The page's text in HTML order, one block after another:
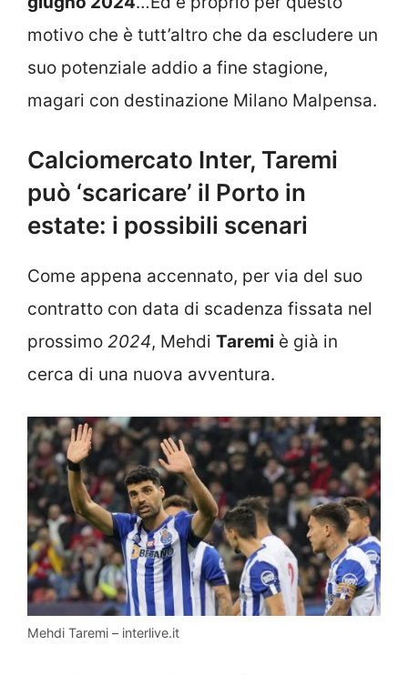
motivo che è tutt’altro che da escludere un
suo potenziale addio a fine stagione,
magari con destinazione Milano Malpensa.
Calciomercato Inter, Taremi
può ‘scaricare’ il Porto in
estate: i possibili scenari
Come appena accennato, per via del suo
contratto con data di scadenza fissata nel
prossimo 2024, Mehdi Taremi è già in
cerca di una nuova avventura.
Mehdi Taremi – interlive.it